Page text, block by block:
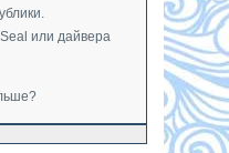
или дайвера